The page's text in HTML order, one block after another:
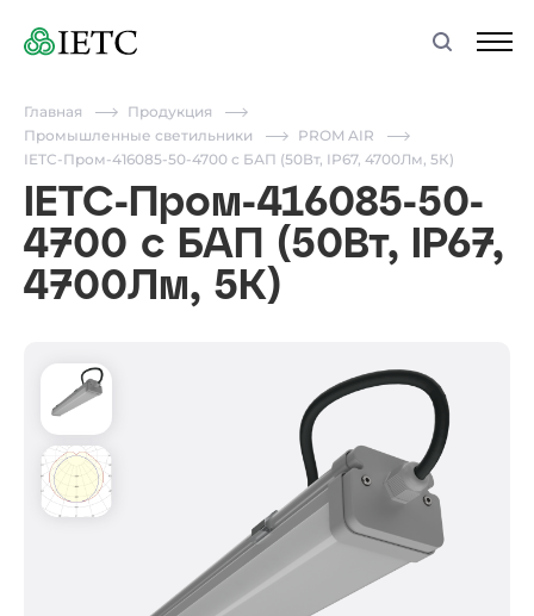
Главная
Продукция
Промышленные светильники
PROM AIR
IETC-Пром-416085-50-4700 с БАП (50Вт, IP67, 4700Лм, 5К)
IETC-Пром-416085-50-
4700 с БАП (50Вт, IP67,
4700Лм, 5К)